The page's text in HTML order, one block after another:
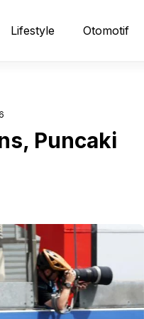
Lifestyle Otomotif
Puncaki